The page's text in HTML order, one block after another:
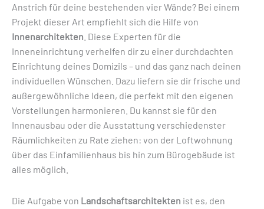
Anstrich für deine bestehenden vier Wände? Bei einem
Projekt dieser Art empfiehlt sich die Hilfe von
Innenarchitekten . Diese Experten für die
Inneneinrichtung verhelfen dir zu einer durchdachten
Einrichtung deines Domizils – und das ganz nach deinen
individuellen Wünschen. Dazu liefern sie dir frische und
außergewöhnliche Ideen, die perfekt mit den eigenen
Vorstellungen harmonieren. Du kannst sie für den
Innenausbau oder die Ausstattung verschiedenster
Räumlichkeiten zu Rate ziehen: von der Loftwohnung
über das Einfamilienhaus bis hin zum Bürogebäude ist
alles möglich.
Die Aufgabe von Landschaftsarchitekten ist es, den